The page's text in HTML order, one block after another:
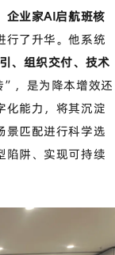
企业家AI启航班核
行了升华。他系统
、组织交付、技术
，是为降本增效还
化能力，将其沉淀
景匹配进行科学选
陷阱、实现可持续